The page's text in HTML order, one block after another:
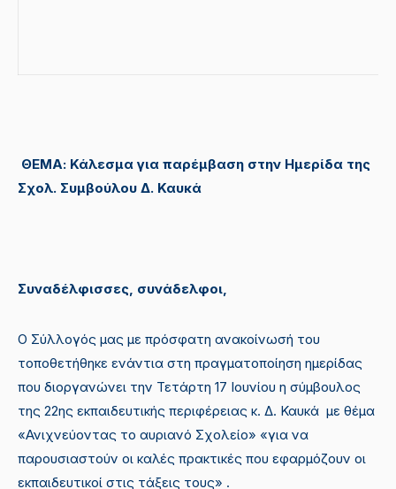
ΘΕΜΑ: Κάλεσμα για παρέμβαση στην Ημερίδα της
Σχολ. Συμβούλου Δ. Καυκά
Συναδέλφισσες, συνάδελφοι,
Ο Σύλλογός μας με πρόσφατη ανακοίνωσή του
τοποθετήθηκε ενάντια στη πραγματοποίηση ημερίδας
που διοργανώνει την Τετάρτη 17 Ιουνίου η σύμβουλος
της 22ης εκπαιδευτικής περιφέρειας κ. Δ. Καυκά με θέμα
«Ανιχνεύοντας το αυριανό Σχολείο» «για να
παρουσιαστούν οι καλές πρακτικές που εφαρμόζουν οι
εκπαιδευτικοί στις τάξεις τους» .